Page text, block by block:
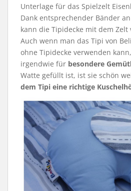
Unterlage für das Spielzelt
Dank entsprechender Bänder
kann die Tipidecke mit dem
Auch wenn man das Tipi von
ohne Tipidecke verwenden
irgendwie für besondere
Watte gefüllt ist, ist sie schön
dem Tipi eine richtige